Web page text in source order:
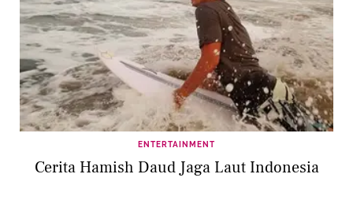
ENTERTAINMENT
Cerita Hamish Daud Jaga Laut Indonesia